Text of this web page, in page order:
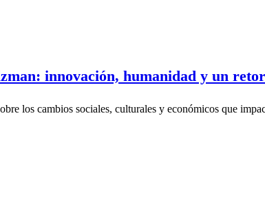
innovación, humanidad y un
los cambios sociales, culturales y económicos que